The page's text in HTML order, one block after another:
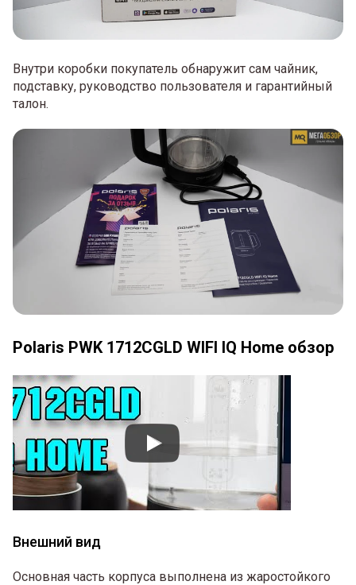
Внутри коробки покупатель обнаружит сам чайник,
подставку, руководство пользователя и гарантийный
талон.
Polaris PWK 1712CGLD WIFI IQ Home обзор
Внешний вид
Основная часть корпуса выполнена из жаростойкого